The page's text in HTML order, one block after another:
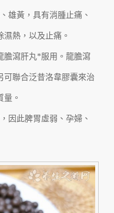
雄黃，具有消腫止痛、
熱，以及止痛。
瀉肝丸*服用。龍膽瀉
可聯合泛昔洛韋膠囊來治
。
因此脾胃虛弱、孕婦、